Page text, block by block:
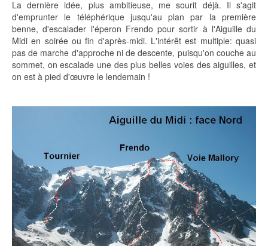
La dernière idée, plus ambitieuse, me sourit déjà. Il s'agit
d'emprunter le téléphérique jusqu'au plan par la première
benne, d'escalader l'éperon Frendo pour sortir à l'Aiguille du
Midi en soirée ou fin d'après-midi. L'intérêt est multiple: quasi
pas de marche d'approche ni de descente, puisqu'on couche au
sommet, on escalade une des plus belles voies des aiguilles, et
on est à pied d'œuvre le lendemain !